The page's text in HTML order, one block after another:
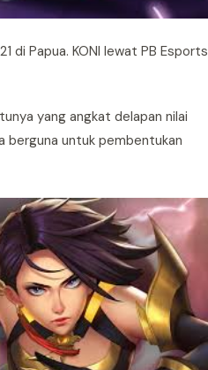
di Papua. KONI lewat PB Esports
yang angkat delapan nilai
berguna untuk pembentukan